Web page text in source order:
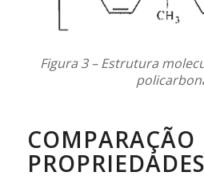
Figura 3 – Estrutura
COMPARAÇÃO
PROPRIEDADES